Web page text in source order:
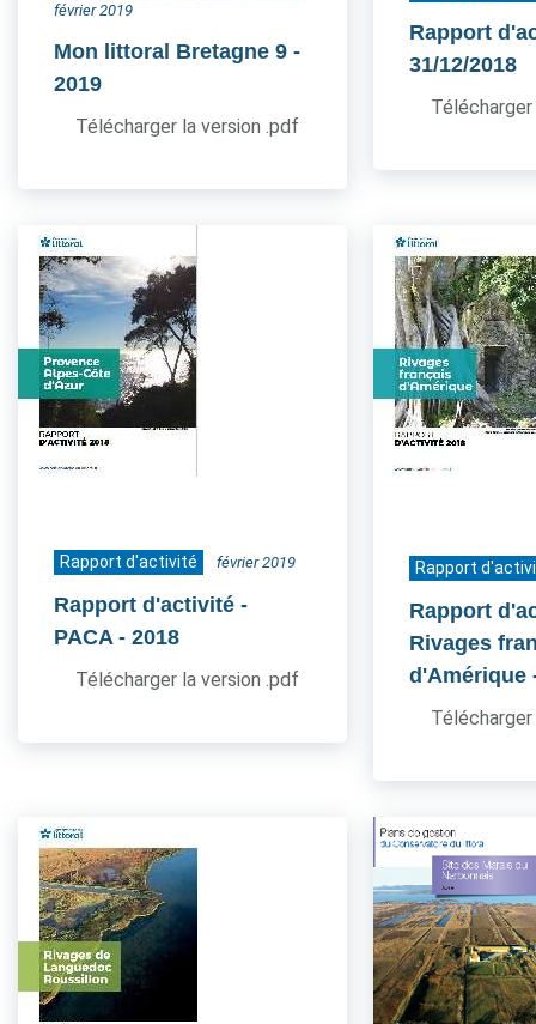
février 2019
Mon littoral Bretagne 9 -
2019
Télécharger la version .pdf
Rapport
31/12/2018
Rapport d'activité février 2019
Rapport d'activité -
PACA - 2018
Télécharger la version .pdf
Rapport
Rapport
Rivages
d'Amérique